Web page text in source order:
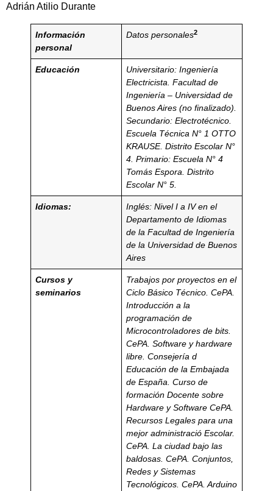
Adrián Atilio Durante
Información
personal
Datos personales2
Educación
Universitario: Ingeniería
Electricista. Facultad de
Ingeniería – Universidad de
Buenos Aires (no finalizado).
Secundario: Electrotécnico.
Escuela Técnica N° 1 OTTO
KRAUSE. Distrito Escolar N°
4. Primario: Escuela N° 4
Tomás Espora. Distrito
Escolar N° 5.
Idiomas:
Inglés: Nivel I a IV en el
Departamento de Idiomas
de la Facultad de Ingeniería
de la Universidad de Buenos
Aires
Cursos y
seminarios
Trabajos por proyectos en el
Ciclo Básico Técnico. CePA.
Introducción a la
programación de
Microcontroladores de bits.
CePA. Software y hardware
libre. Consejería d
Educación de la Embajada
de España. Curso de
formación Docente sobre
Hardware y Software CePA.
Recursos Legales para una
mejor administració Escolar.
CePA. La ciudad bajo las
baldosas. CePA. Conjuntos,
Redes y Sistemas
Tecnológicos. CePA. Arduino